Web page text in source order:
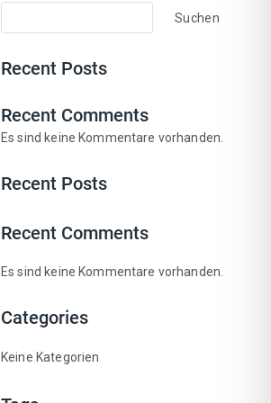
Suchen
Recent Posts
Recent Comments
Es sind keine Kommentare vorhanden.
Recent Posts
Recent Comments
Es sind keine Kommentare vorhanden.
Categories
Keine Kategorien